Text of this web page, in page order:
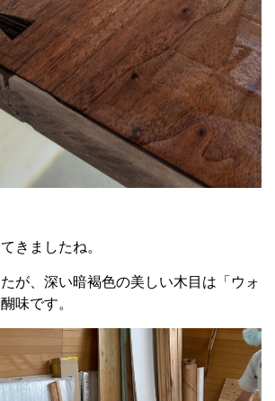
きましたね。
が、深い暗褐色の美しい木目は「ウォ
味です。